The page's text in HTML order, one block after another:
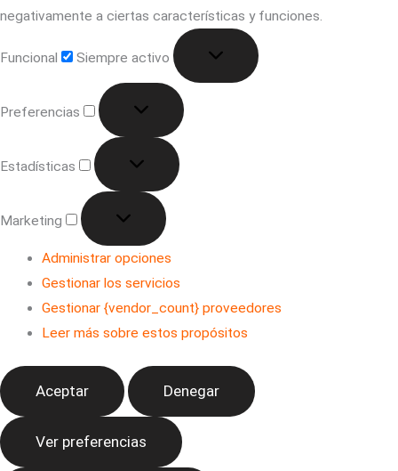
negativamente a ciertas características y funciones.
Funcional Siempre activo
Preferencias
Estadísticas
Marketing
Administrar opciones
Gestionar los servicios
Gestionar {vendor_count} proveedores
Leer más sobre estos propósitos
Aceptar Denegar
Ver preferencias